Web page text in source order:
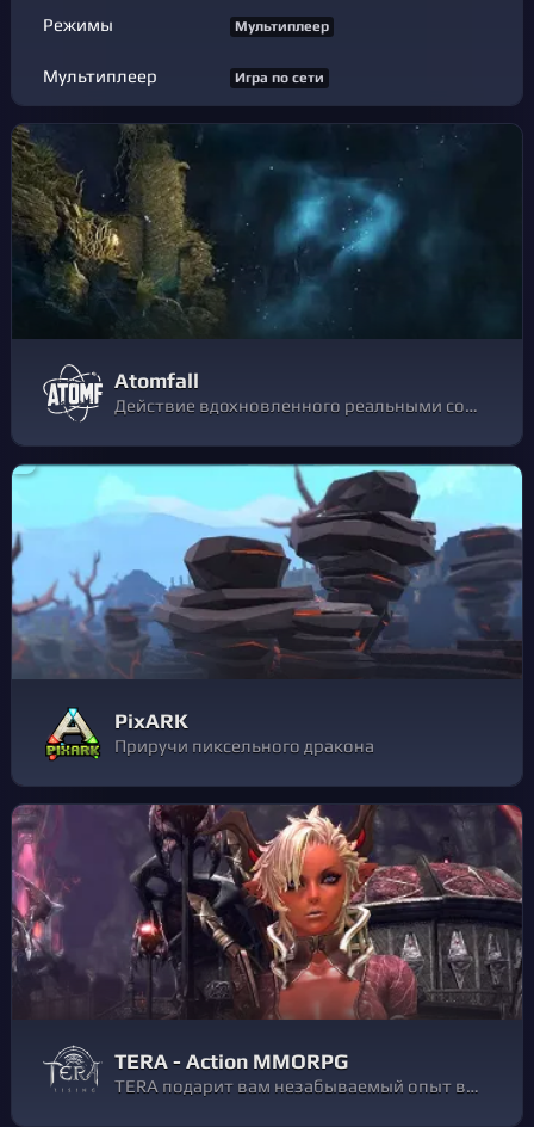
Режимы Мультиплеер
Мультиплеер Игра по сети
Atomfall
Действие вдохновленного реальными событиями экшена на выживание Atomfall происходит на севере Англии через пять лет после аварии на атомной электростанции Уиндскейл.
PixARK
Приручи пиксельного дракона
TERA - Action MMORPG
TERA подарит вам незабываемый опыт в фэнтези MMORPG: покажите свои навыки в боях, в которых все зависит от вашей реакции и стратегии, и проявите себя в одиночных и многопользовательских приключениях - и все это в удивительно красивом мире Арбореи.